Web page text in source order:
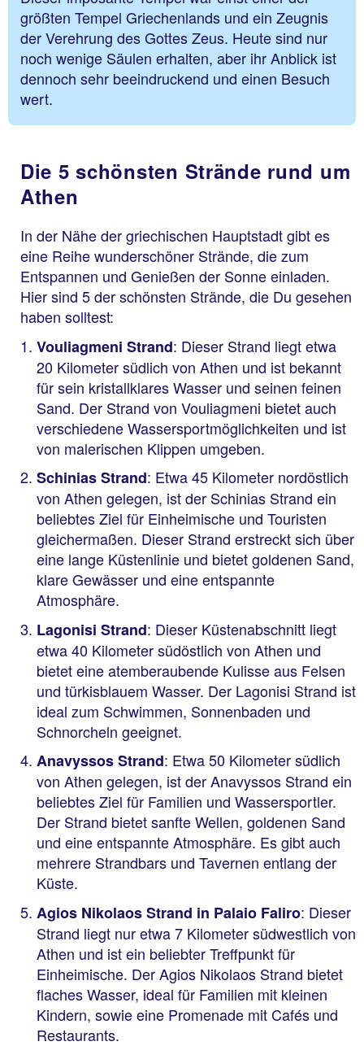
größten Tempel Griechenlands und ein Zeugnis
der Verehrung des Gottes Zeus. Heute sind nur
noch wenige Säulen erhalten, aber ihr Anblick ist
dennoch sehr beeindruckend und einen Besuch
wert.
Die 5 schönsten Strände rund um
Athen
In der Nähe der griechischen Hauptstadt gibt es
eine Reihe wunderschöner Strände, die zum
Entspannen und Genießen der Sonne einladen.
Hier sind 5 der schönsten Strände, die Du gesehen
haben solltest:
Vouliagmeni Strand: Dieser Strand liegt etwa
20 Kilometer südlich von Athen und ist bekannt
für sein kristallklares Wasser und seinen feinen
Sand. Der Strand von Vouliagmeni bietet auch
verschiedene Wassersportmöglichkeiten und ist
von malerischen Klippen umgeben.
Schinias Strand: Etwa 45 Kilometer nordöstlich
von Athen gelegen, ist der Schinias Strand ein
beliebtes Ziel für Einheimische und Touristen
gleichermaßen. Dieser Strand erstreckt sich über
eine lange Küstenlinie und bietet goldenen Sand,
klare Gewässer und eine entspannte
Atmosphäre.
Lagonisi Strand: Dieser Küstenabschnitt liegt
etwa 40 Kilometer südöstlich von Athen und
bietet eine atemberaubende Kulisse aus Felsen
und türkisblauem Wasser. Der Lagonisi Strand ist
ideal zum Schwimmen, Sonnenbaden und
Schnorcheln geeignet.
Anavyssos Strand: Etwa 50 Kilometer südlich
von Athen gelegen, ist der Anavyssos Strand ein
beliebtes Ziel für Familien und Wassersportler.
Der Strand bietet sanfte Wellen, goldenen Sand
und eine entspannte Atmosphäre. Es gibt auch
mehrere Strandbars und Tavernen entlang der
Küste.
Agios Nikolaos Strand in Palaio Faliro: Dieser
Strand liegt nur etwa 7 Kilometer südwestlich von
Athen und ist ein beliebter Treffpunkt für
Einheimische. Der Agios Nikolaos Strand bietet
flaches Wasser, ideal für Familien mit kleinen
Kindern, sowie eine Promenade mit Cafés und
Restaurants.